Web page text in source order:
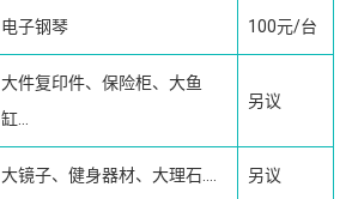
电子钢琴 100元/台
大件复印件、保险柜、大鱼
缸...
另议
大镜子、健身器材、大理石.... 另议